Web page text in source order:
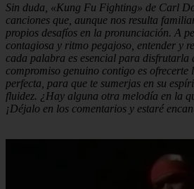
Sin duda, «Kung Fu Fighting» de Carl
canciones que, aunque nos resulta
propios desafíos en la pronunciación. A
contagiosa y ritmo pegajoso, entender y
cada palabra es esencial para disfrutarla
compromiso genuino contigo es
perfecta, para que te sumerjas en su
fluidez. ¿Hay alguna otra melodía en la
¡Déjalo en los comentarios y estaré